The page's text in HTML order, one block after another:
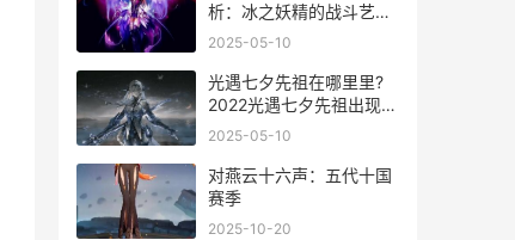
析：冰之妖精的战斗艺
术》 幻想乡era
2025-05-10
光遇七夕先祖在哪里里?
2022光遇七夕先祖出现时
间位置概括 光遇七夕先祖
2025-05-10
对燕云十六声：五代十国
赛季
2025-10-20